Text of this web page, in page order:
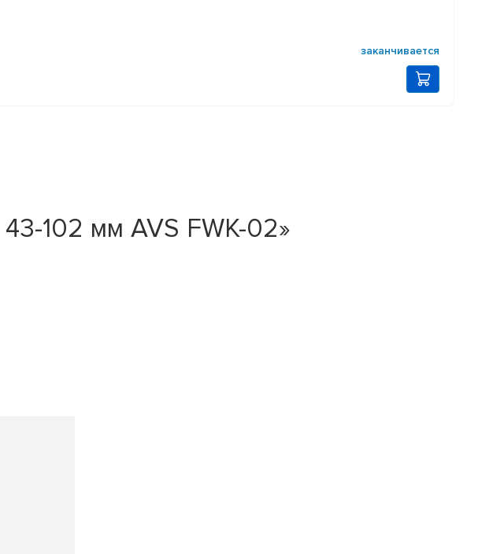
заканчивается
102 мм AVS FWK-02»